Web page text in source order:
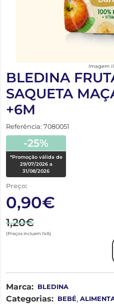
Imagem
BLEDINA
SAQUETA
+6M
Referência: 7080051
-25%
*Promoção válida de
29/07/2026 a
31/08/2026
Preço:
0,90€
1,20€
(Preços incluem IVA)
Marca: BLEDINA
Categorias: BEBÉ,